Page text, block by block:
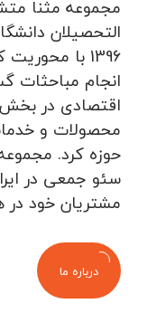
مجموعه مثنا
التحصیلان
1396 با
انجام مباحثات
اقتصادی در بخش
محصولات و
حوزه کرد.
سئو جمعی در
مشتریان خود
درباره ما